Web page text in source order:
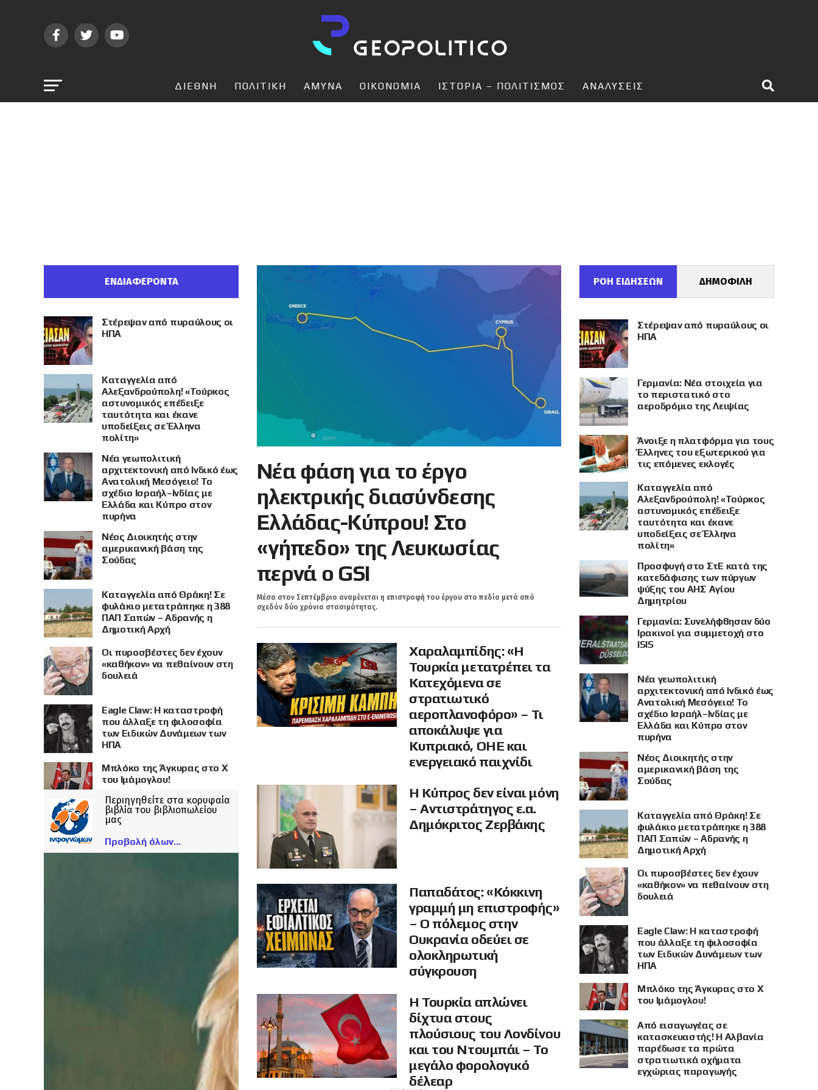
ΔΙΕΘΝΗ ΠΟΛΙΤΙΚΗ ΑΜΥΝΑ ΟΙΚΟΝΟΜΙΑ ΙΣΤΟΡΙΑ – ΠΟΛΙΤΙΣΜΟΣ ΑΝΑΛΥΣΕΙΣ
Νέα φάση για το έργο
ηλεκτρικής διασύνδεσης
Ελλάδας-Κύπρου! Στο
«γήπεδο» της Λευκωσίας
περνά ο GSI
Μέσα στον Σεπτέμβριο αναμένεται η επιστροφή του έργου στο πεδίο μετά από
σχεδόν δύο χρόνια στασιμότητας.
Χαραλαμπίδης: «Η
Τουρκία μετατρέπει τα
Κατεχόμενα σε
στρατιωτικό
αεροπλανοφόρο» – Τι
αποκάλυψε για
Κυπριακό, ΟΗΕ και
ενεργειακό παιχνίδι
Η Κύπρος δεν είναι μόνη
– Αντιστράτηγος ε.α.
Δημόκριτος Ζερβάκης
Παπαδάτος: «Κόκκινη
γραμμή μη επιστροφής»
– Ο πόλεμος στην
Ουκρανία οδεύει σε
ολοκληρωτική
σύγκρουση
Η Τουρκία απλώνει
δίχτυα στους
πλούσιους του Λονδίνου
και του Ντουμπάι – Το
μεγάλο φορολογικό
δέλεαρ
ΕΝΔΙΑΦΕΡΟΝΤΑ
Στέρεψαν από πυραύλους οι
ΗΠΑ
Καταγγελία από
Αλεξανδρούπολη! «Τούρκος
αστυνομικός επέδειξε
ταυτότητα και έκανε
υποδείξεις σε Έλληνα
πολίτη»
Νέα γεωπολιτική
αρχιτεκτονική από Ινδικό έως
Ανατολική Μεσόγειο! Το
σχέδιο Ισραήλ–Ινδίας με
Ελλάδα και Κύπρο στον
πυρήνα
Νέος Διοικητής στην
αμερικανική βάση της
Σούδας
Καταγγελία από Θράκη! Σε
φυλάκιο μετατράπηκε η 388
ΠΑΠ Σαπών – Αδρανής η
Δημοτική Αρχή
Οι πυροσβέστες δεν έχουν
«καθήκον» να πεθαίνουν στη
δουλειά
Eagle Claw: Η καταστροφή
που άλλαξε τη φιλοσοφία
των Ειδικών Δυνάμεων των
ΗΠΑ
Μπλόκο της Άγκυρας στο X
του Ιμάμογλου!
Περιηγηθείτε στα κορυφαία
βιβλία του βιβλιοπωλείου
μας
Προβολή όλων
ΡΟΗ ΕΙΔΗΣΕΩΝ ΔΗΜΟΦΙΛΗ
Στέρεψαν από πυραύλους οι
ΗΠΑ
Γερμανία: Νέα στοιχεία για
το περιστατικό στο
αεροδρόμιο της Λειψίας
Άνοιξε η πλατφόρμα για τους
Έλληνες του εξωτερικού για
τις επόμενες εκλογές
Καταγγελία από
Αλεξανδρούπολη! «Τούρκος
αστυνομικός επέδειξε
ταυτότητα και έκανε
υποδείξεις σε Έλληνα
πολίτη»
Προσφυγή στο ΣτΕ κατά της
κατεδάφισης των πύργων
ψύξης του ΑΗΣ Αγίου
Δημητρίου
Γερμανία: Συνελήφθησαν δύο
Ιρακινοί για συμμετοχή στο
ISIS
Νέα γεωπολιτική
αρχιτεκτονική από Ινδικό έως
Ανατολική Μεσόγειο! Το
σχέδιο Ισραήλ–Ινδίας με
Ελλάδα και Κύπρο στον
πυρήνα
Νέος Διοικητής στην
αμερικανική βάση της
Σούδας
Καταγγελία από Θράκη! Σε
φυλάκιο μετατράπηκε η 388
ΠΑΠ Σαπών – Αδρανής η
Δημοτική Αρχή
Οι πυροσβέστες δεν έχουν
«καθήκον» να πεθαίνουν στη
δουλειά
Eagle Claw: Η καταστροφή
που άλλαξε τη φιλοσοφία
των Ειδικών Δυνάμεων των
ΗΠΑ
Μπλόκο της Άγκυρας στο X
του Ιμάμογλου!
Από εισαγωγέας σε
κατασκευαστής! Η Αλβανία
παρέδωσε τα πρώτα
στρατιωτικά οχήματα
εγχώριας παραγωγής